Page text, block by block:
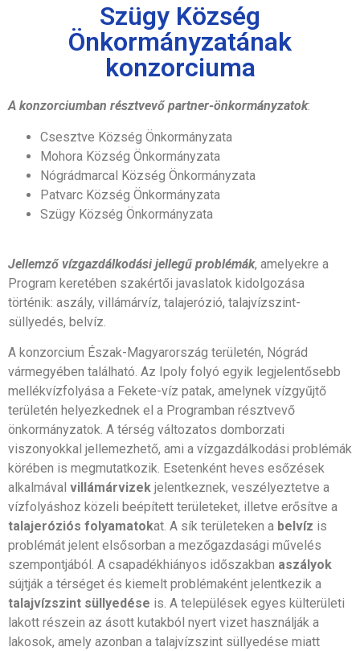
Szügy Község
Önkormányzatának
konzorciuma
A konzorciumban résztvevő partner-önkormányzatok:
Csesztve Község Önkormányzata
Mohora Község Önkormányzata
Nógrádmarcal Község Önkormányzata
Patvarc Község Önkormányzata
Szügy Község Önkormányzata
Jellemző vízgazdálkodási jellegű problémák, amelyekre a
Program keretében szakértői javaslatok kidolgozása
történik: aszály, villámárvíz, talajerózió, talajvízszint-
süllyedés, belvíz.
A konzorcium Észak-Magyarország területén, Nógrád
vármegyében található. Az Ipoly folyó egyik legjelentősebb
mellékvízfolyása a Fekete-víz patak, amelynek vízgyűjtő
területén helyezkednek el a Programban résztvevő
önkormányzatok. A térség változatos domborzati
viszonyokkal jellemezhető, ami a vízgazdálkodási problémák
körében is megmutatkozik. Esetenként heves esőzések
alkalmával villámárvizek jelentkeznek, veszélyeztetve a
vízfolyáshoz közeli beépített területeket, illetve erősítve a
talajeróziós folyamatokat. A sík területeken a belvíz is
problémát jelent elsősorban a mezőgazdasági művelés
szempontjából. A csapadékhiányos időszakban aszályok
sújtják a térséget és kiemelt problémaként jelentkezik a
talajvízszint süllyedése is. A települések egyes külterületi
lakott részein az ásott kutakból nyert vizet használják a
lakosok, amely azonban a talajvízszint süllyedése miatt